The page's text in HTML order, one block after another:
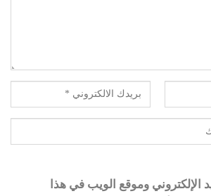
الإلكتروني وموقع الويب في هذا